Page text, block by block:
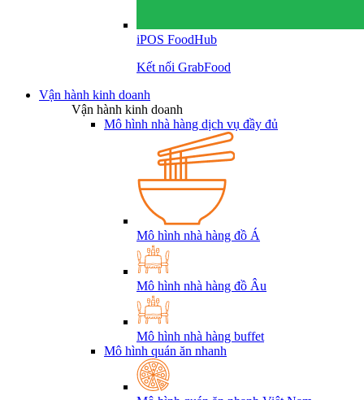
iPOS FoodHub
Kết nối GrabFood
Vận hành kinh doanh
Vận hành kinh doanh
Mô hình nhà hàng dịch vụ đầy đủ
Mô hình nhà hàng đồ Á
Mô hình nhà hàng đồ Âu
Mô hình nhà hàng buffet
Mô hình quán ăn nhanh